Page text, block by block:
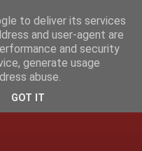
to deliver its services
and user-agent are
and security
generate usage
abuse.
GOT IT